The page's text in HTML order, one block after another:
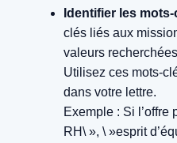
Identifier les mots-
clés liés aux
valeurs
Utilisez ces mots-
dans votre lettre.
Exemple : Si
RH\ », \ »esprit